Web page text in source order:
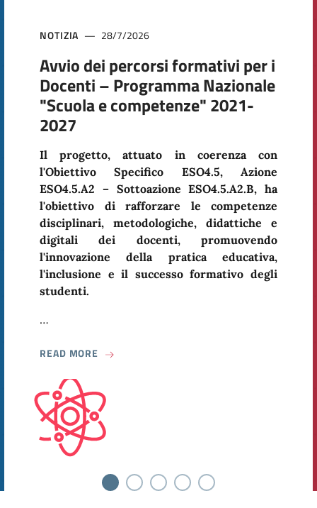
NOTIZIA 28/7/2026
Avvio dei percorsi formativi per i
Docenti – Programma Nazionale
"Scuola e competenze" 2021-
2027
Il progetto, attuato in coerenza con
l'Obiettivo Specifico ESO4.5, Azione
ESO4.5.A2 – Sottoazione ESO4.5.A2.B, ha
l'obiettivo di rafforzare le competenze
disciplinari, metodologiche, didattiche e
digitali dei docenti, promuovendo
l'innovazione della pratica educativa,
l'inclusione e il successo formativo degli
studenti.
…
READ MORE ABOUT AVVIO DEI PERCORSI FORMATIVI